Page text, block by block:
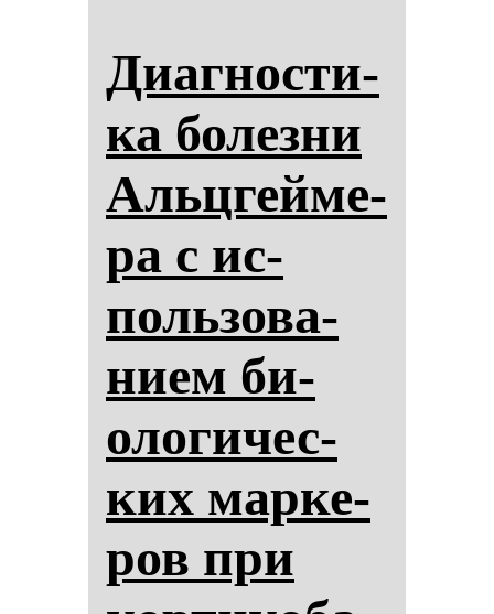
Диаг­нос­ти­
ка бо­лез­ни
Альцгей­ме­
ра с ис­
поль­зо­ва­
ни­ем би­
оло­ги­чес­
ких мар­ке­
ров при